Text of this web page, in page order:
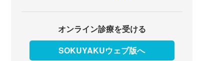
オンライン診療を受ける
SOKUYAKUウェブ版へ